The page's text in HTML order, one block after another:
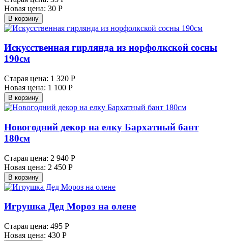
Новая цена: 30 Р
В корзину
Искусственная гирлянда из норфолкской сосны
190см
Старая цена: 1 320 Р
Новая цена: 1 100 Р
В корзину
Новогодний декор на елку Бархатный бант
180см
Старая цена: 2 940 Р
Новая цена: 2 450 Р
В корзину
Игрушка Дед Мороз на олене
Старая цена: 495 Р
Новая цена: 430 Р